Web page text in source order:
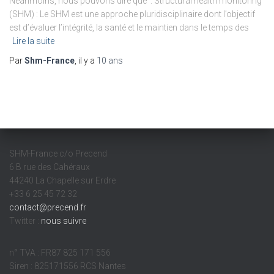
(SHM) : Le SHM est une approche pluridisciplinaire dont l’objectif
est d’évaluer l’intégrité, la santé et le maintien dans le temps des
Lire la suite
ParShm-France , il y a 10 ans
SHM-France c/o Precend
6 B rue des Cahéraux
44240 La Chapelle sur Erdre
+33 6 25 45 72 32
contact@precend.fr
Twitter : nous suivre
n° TVA : FR87 825 171 556
Siren : 825171556 RCS Nantes